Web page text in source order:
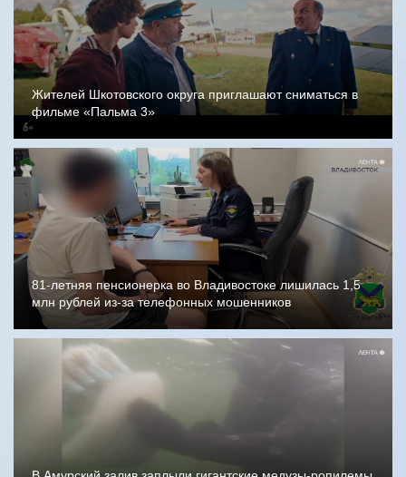
Жителей Шкотовского округа приглашают сниматься в
фильме «Пальма 3»
81-летняя пенсионерка во Владивостоке лишилась 1,5
млн рублей из-за телефонных мошенников